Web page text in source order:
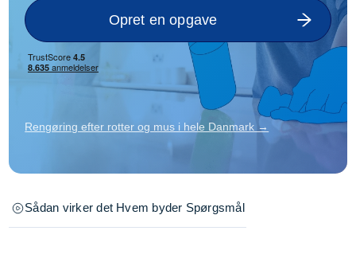
Opret en opgave
Rengøring efter rotter og mus i hele Danmark →
Sådan virker det Hvem byder Spørgsmål